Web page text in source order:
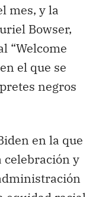
mes, y la
Bowser,
“Welcome
el que se
negros
en la que
celebración y